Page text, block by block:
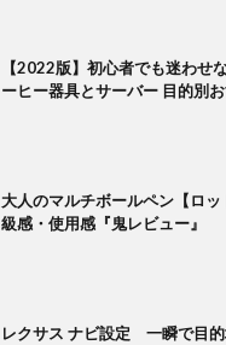
【2022版】初心者でも迷わせ
ーヒー器具とサーバー 目的
大人のマルチボールペン【ロ
級感・使用感『鬼レビュー』
レクサス ナビ設定 一瞬で目